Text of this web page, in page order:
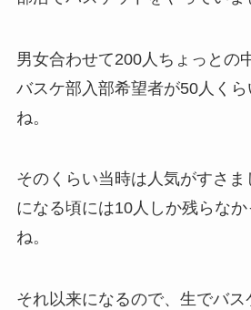
男女合わせて200人ちょっとの
バスケ部入部希望者が50人く
ね。
そのくらい当時は人気がすさま
になる頃には10人しか残らな
ね。
それ以来になるので、生でバ